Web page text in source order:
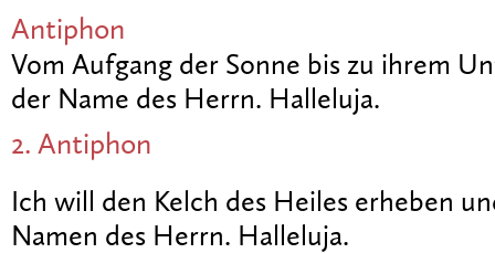
Antiphon
Vom Aufgang der Sonne bis zu ihrem
der Name des Herrn. Halleluja.
2. Antiphon
Ich will den Kelch des Heiles erheben
Namen des Herrn. Halleluja.